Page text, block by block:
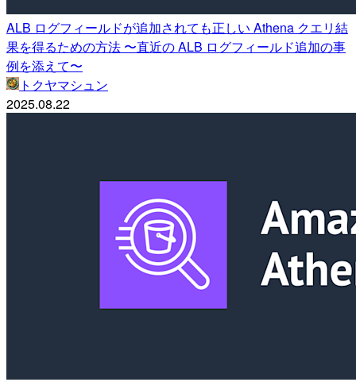
ALB ログフィールドが追加されても正しい Athena クエリ結
果を得るための方法 〜直近の ALB ログフィールド追加の事
例を添えて〜
トクヤマシュン
2025.08.22